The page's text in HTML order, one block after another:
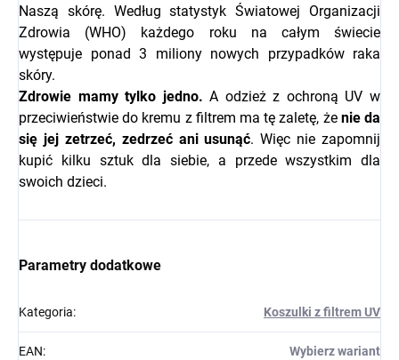
Naszą skórę. Według statystyk Światowej Organizacji
Zdrowia (WHO) każdego roku na całym świecie
występuje ponad 3 miliony nowych przypadków raka
skóry.
Zdrowie mamy tylko jedno. A odzież z ochroną UV w
przeciwieństwie do kremu z filtrem ma tę zaletę, że nie da
się jej zetrzeć, zedrzeć ani usunąć. Więc nie zapomnij
kupić kilku sztuk dla siebie, a przede wszystkim dla
swoich dzieci.
Parametry dodatkowe
Kategoria: Koszulki z filtrem UV
EAN: Wybierz wariant